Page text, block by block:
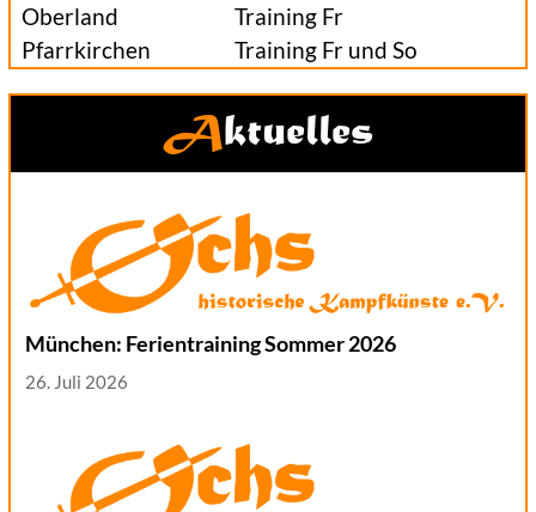
Oberland
Training Fr
Pfarrkirchen
Training Fr und So
Aktuelles
München: Ferientraining Sommer 2026
26. Juli 2026